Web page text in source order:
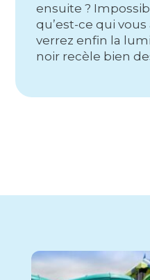
ensuite ?
qu’est-ce qui
verrez enfin la
noir recèle bien